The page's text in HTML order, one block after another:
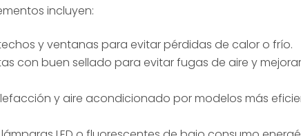
incluyen:
y ventanas para evitar pérdidas de calor o frío.
con buen sellado para evitar fugas de aire y
y aire acondicionado por modelos más